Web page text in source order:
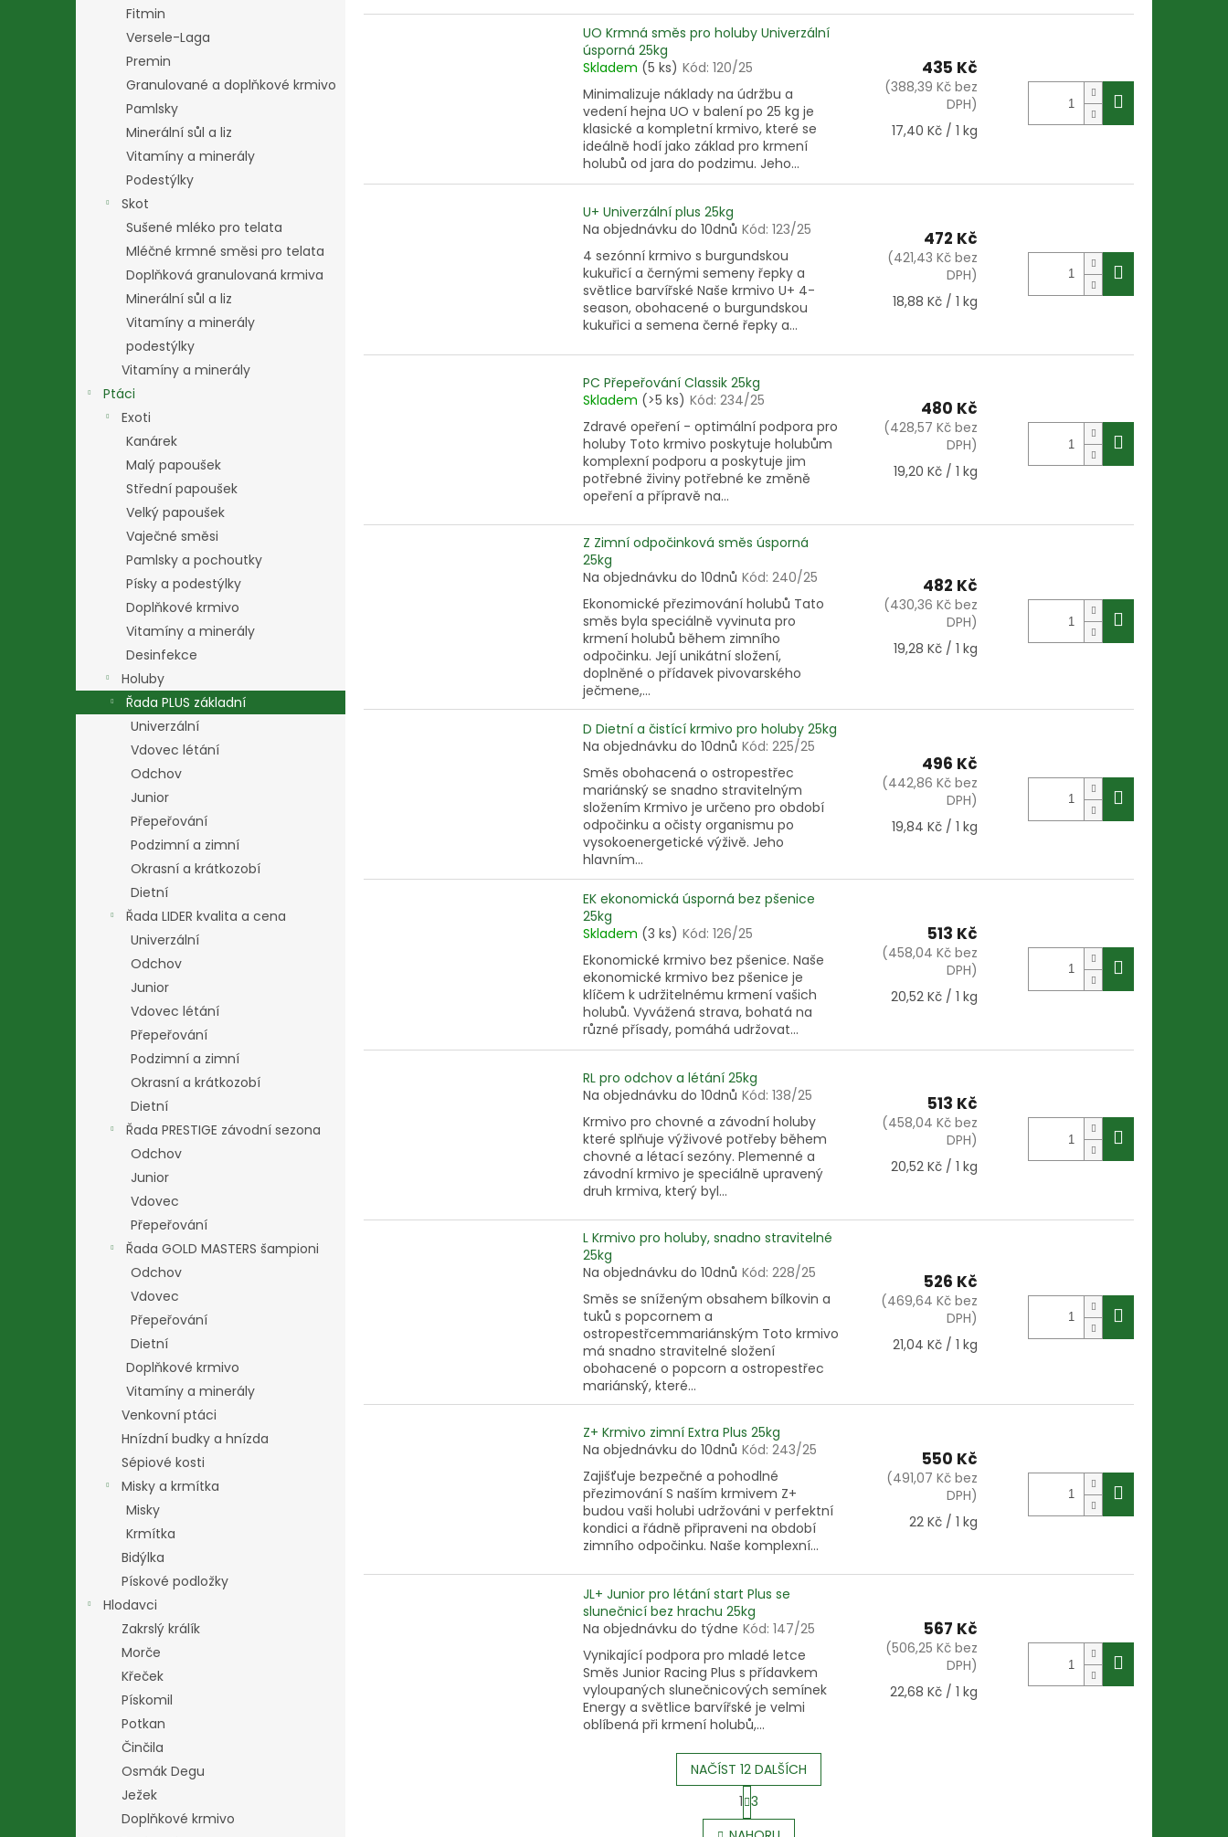
Fitmin
Versele-Laga
Premin
Granulované a doplňkové krmivo
Pamlsky
Minerální sůl a liz
Vitamíny a minerály
Podestýlky
Skot
Sušené mléko pro telata
Mléčné krmné směsi pro telata
Doplňková granulovaná krmiva
Minerální sůl a liz
Vitamíny a minerály
podestýlky
Vitamíny a minerály
Ptáci
Exoti
Kanárek
Malý papoušek
Střední papoušek
Velký papoušek
Vaječné směsi
Pamlsky a pochoutky
Písky a podestýlky
Doplňkové krmivo
Vitamíny a minerály
Desinfekce
Holuby
Řada PLUS základní
Univerzální
Vdovec létání
Odchov
Junior
Přepeřování
Podzimní a zimní
Okrasní a krátkozobí
Dietní
Řada LIDER kvalita a cena
Univerzální
Odchov
Junior
Vdovec létání
Přepeřování
Podzimní a zimní
Okrasní a krátkozobí
Dietní
Řada PRESTIGE závodní sezona
Odchov
Junior
Vdovec
Přepeřování
Řada GOLD MASTERS šampioni
Odchov
Vdovec
Přepeřování
Dietní
Doplňkové krmivo
Vitamíny a minerály
Venkovní ptáci
Hnízdní budky a hnízda
Sépiové kosti
Misky a krmítka
Misky
Krmítka
Bidýlka
Pískové podložky
Hlodavci
Zakrslý králík
Morče
Křeček
Pískomil
Potkan
Činčila
Osmák Degu
Ježek
Doplňkové krmivo
UO Krmná směs pro holuby Univerzální
úsporná 25kg
Skladem (5 ks) Kód: 120/25
Minimalizuje náklady na údržbu a
vedení hejna UO v balení po 25 kg je
klasické a kompletní krmivo, které se
ideálně hodí jako základ pro krmení
holubů od jara do podzimu. Jeho...
435 Kč
(388,39 Kč bez
DPH)
Měrná
17,40 Kč / 1 kg
U+ Univerzální plus 25kg
Na objednávku do 10dnů Kód: 123/25
4 sezónní krmivo s burgundskou
kukuřicí a černými semeny řepky a
světlice barvířské Naše krmivo U+ 4-
season, obohacené o burgundskou
kukuřici a semena černé řepky a...
472 Kč
(421,43 Kč bez
DPH)
Měrná
18,88 Kč / 1 kg
PC Přepeřování Classik 25kg
Skladem (>5 ks) Kód: 234/25
Zdravé opeření - optimální podpora pro
holuby Toto krmivo poskytuje holubům
komplexní podporu a poskytuje jim
potřebné živiny potřebné ke změně
opeření a přípravě na...
480 Kč
(428,57 Kč bez
DPH)
Měrná
19,20 Kč / 1 kg
Z Zimní odpočinková směs úsporná
25kg
Na objednávku do 10dnů Kód: 240/25
Ekonomické přezimování holubů Tato
směs byla speciálně vyvinuta pro
krmení holubů během zimního
odpočinku. Její unikátní složení,
doplněné o přídavek pivovarského
ječmene,...
482 Kč
(430,36 Kč bez
DPH)
Měrná
19,28 Kč / 1 kg
D Dietní a čistící krmivo pro holuby 25kg
Na objednávku do 10dnů Kód: 225/25
Směs obohacená o ostropestřec
mariánský se snadno stravitelným
složením Krmivo je určeno pro období
odpočinku a očisty organismu po
vysokoenergetické výživě. Jeho
hlavním...
496 Kč
(442,86 Kč bez
DPH)
Měrná
19,84 Kč / 1 kg
EK ekonomická úsporná bez pšenice
25kg
Skladem (3 ks) Kód: 126/25
Ekonomické krmivo bez pšenice. Naše
ekonomické krmivo bez pšenice je
klíčem k udržitelnému krmení vašich
holubů. Vyvážená strava, bohatá na
různé přísady, pomáhá udržovat...
513 Kč
(458,04 Kč bez
DPH)
Měrná
20,52 Kč / 1 kg
RL pro odchov a létání 25kg
Na objednávku do 10dnů Kód: 138/25
Krmivo pro chovné a závodní holuby
které splňuje výživové potřeby během
chovné a létací sezóny. Plemenné a
závodní krmivo je speciálně upravený
druh krmiva, který byl...
513 Kč
(458,04 Kč bez
DPH)
Měrná
20,52 Kč / 1 kg
L Krmivo pro holuby, snadno stravitelné
25kg
Na objednávku do 10dnů Kód: 228/25
Směs se sníženým obsahem bílkovin a
tuků s popcornem a
ostropestřcemmariánským Toto krmivo
má snadno stravitelné složení
obohacené o popcorn a ostropestřec
mariánský, které...
526 Kč
(469,64 Kč bez
DPH)
Měrná
21,04 Kč / 1 kg
Z+ Krmivo zimní Extra Plus 25kg
Na objednávku do 10dnů Kód: 243/25
Zajišťuje bezpečné a pohodlné
přezimování S naším krmivem Z+
budou vaši holubi udržováni v perfektní
kondici a řádně připraveni na období
zimního odpočinku. Naše komplexní...
550 Kč
(491,07 Kč bez
DPH)
Měrná
22 Kč / 1 kg
JL+ Junior pro létání start Plus se
slunečnicí bez hrachu 25kg
Na objednávku do týdne Kód: 147/25
Vynikající podpora pro mladé letce
Směs Junior Racing Plus s přídavkem
vyloupaných slunečnicových semínek
Energy a světlice barvířské je velmi
oblíbená při krmení holubů,...
567 Kč
(506,25 Kč bez
DPH)
Měrná
22,68 Kč / 1 kg
O
v
NAČÍST 12 DALŠÍCH
S
t
r
1 3